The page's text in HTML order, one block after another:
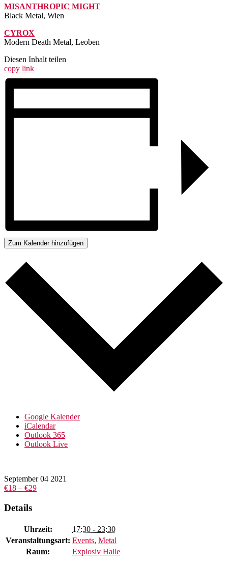
MISANTHROPIC MIGHT
Black Metal, Wien
CYROX
Modern Death Metal, Leoben
Diesen Inhalt teilen
copy link
Zum Kalender hinzufügen
Google Kalender
iCalendar
Outlook 365
Outlook Live
September 04 2021
€18 – €29
Details
Uhrzeit:
17:30 - 23:30
Veranstaltungsart: Events, Metal
Raum:
Explosiv Halle